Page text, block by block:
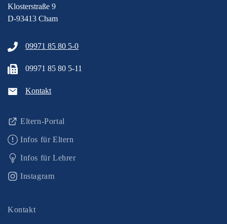
Klosterstraße 9
D-93413 Cham
09971 85 80 5-0
09971 85 80 5-11
Kontakt
Eltern-Portal
Infos für Eltern
Infos für Lehrer
Instagram
Kontakt